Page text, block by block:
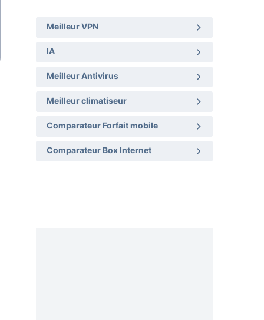
Meilleur VPN
IA
Meilleur Antivirus
Meilleur climatiseur
Comparateur Forfait mobile
Comparateur Box Internet